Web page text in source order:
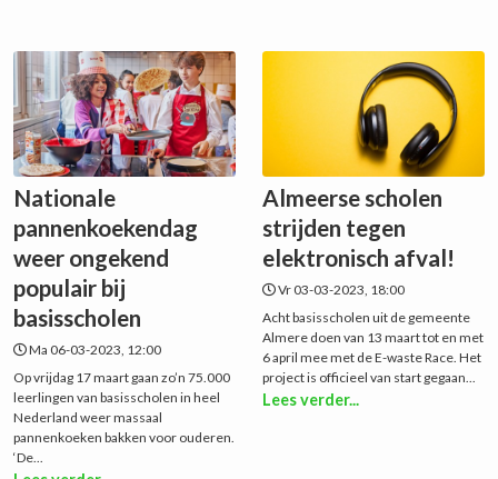
Nationale
pannenkoekendag
weer ongekend
populair bij
basisscholen
Ma 06-03-2023, 12:00
Op vrijdag 17 maart gaan zo’n 75.000
leerlingen van basisscholen in heel
Nederland weer massaal
pannenkoeken bakken voor ouderen.
‘De...
Almeerse scholen
strijden tegen
elektronisch afval!
Vr 03-03-2023, 18:00
Acht basisscholen uit de gemeente
Almere doen van 13 maart tot en met
6 april mee met de E-waste Race. Het
project is officieel van start gegaan...
Lees verder...